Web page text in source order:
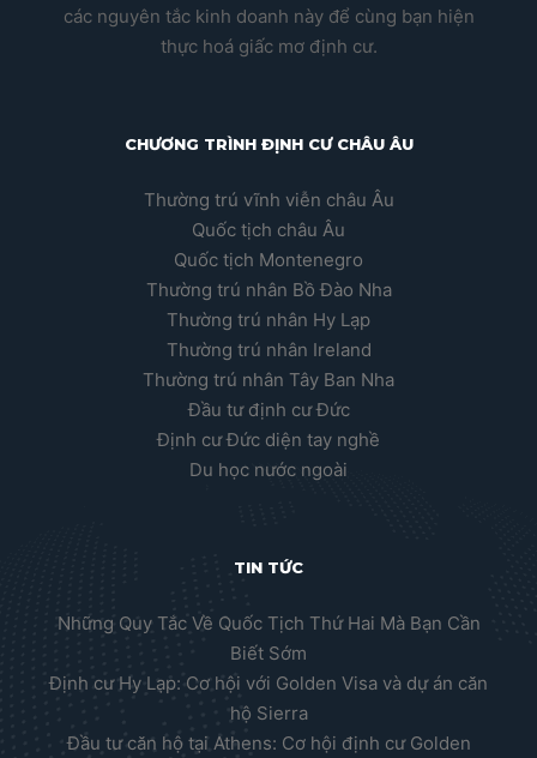
các nguyên tắc kinh doanh này để cùng bạn hiện
thực hoá giấc mơ định cư.
CHƯƠNG TRÌNH ĐỊNH CƯ CHÂU ÂU
Thường trú vĩnh viễn châu Âu
Quốc tịch châu Âu
Quốc tịch Montenegro
Thường trú nhân Bồ Đào Nha
Thường trú nhân Hy Lạp
Thường trú nhân Ireland
Thường trú nhân Tây Ban Nha
Đầu tư định cư Đức
Định cư Đức diện tay nghề
Du học nước ngoài
TIN TỨC
Những Quy Tắc Về Quốc Tịch Thứ Hai Mà Bạn Cần
Biết Sớm
Định cư Hy Lạp: Cơ hội với Golden Visa và dự án căn
hộ Sierra
Đầu tư căn hộ tại Athens: Cơ hội định cư Golden